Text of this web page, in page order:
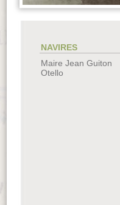
NAVIRES
Maire Jean Guiton
Otello